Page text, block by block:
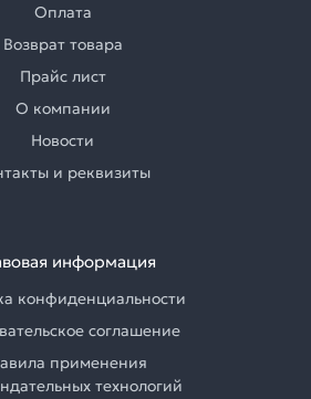
Оплата
Возврат товара
Прайс лист
О компании
Новости
и реквизиты
информация
конфиденциальности
соглашение
применения
технологий